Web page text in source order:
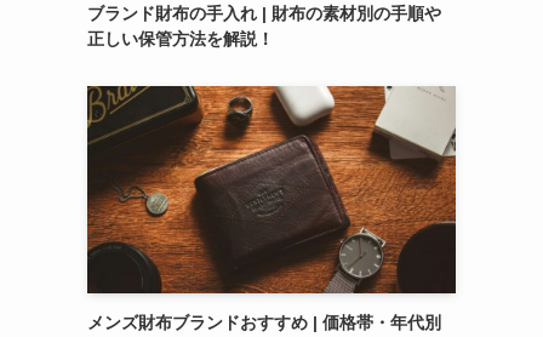
ブランド財布の手入れ | 財布の素材別の手順や
正しい保管方法を解説！
メンズ財布ブランドおすすめ | 価格帯・年代別